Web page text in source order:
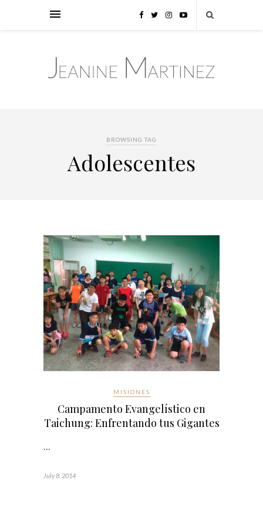
BROWSING TAG
Adolescentes
MISIONES
Campamento Evangelístico en
Taichung: Enfrentando tus Gigantes
July 8, 2014